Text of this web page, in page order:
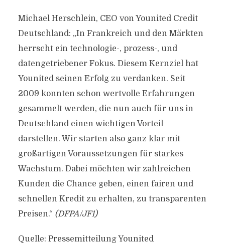
Michael Herschlein, CEO von Younited Credit
Deutschland: „In Frankreich und den Märkten
herrscht ein technologie-, prozess-, und
datengetriebener Fokus. Diesem Kernziel hat
Younited seinen Erfolg zu verdanken. Seit
2009 konnten schon wertvolle Erfahrungen
gesammelt werden, die nun auch für uns in
Deutschland einen wichtigen Vorteil
darstellen. Wir starten also ganz klar mit
großartigen Voraussetzungen für starkes
Wachstum. Dabei möchten wir zahlreichen
Kunden die Chance geben, einen fairen und
schnellen Kredit zu erhalten, zu transparenten
Preisen.“ (DFPA/JF1)
Quelle: Pressemitteilung Younited